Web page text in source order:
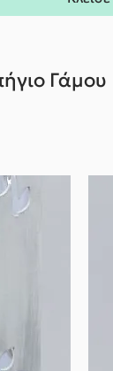
Γάμου